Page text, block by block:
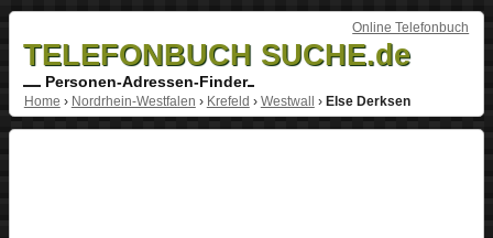
Online Telefonbuch
TELEFONBUCH SUCHE.de
Personen-Adressen-Finder
Home › Nordrhein-Westfalen › Krefeld › Westwall › Else Derksen